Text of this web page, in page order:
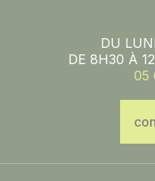
DU
DE 8H30 À
05